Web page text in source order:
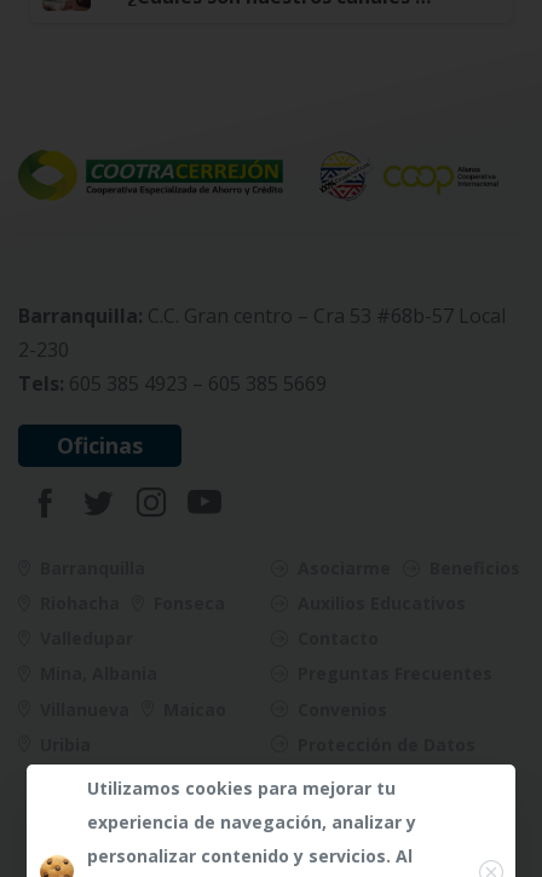
Barranquilla: C.C. Gran centro – Cra 53 #68b-57 Local
2-230
Tels: 605 385 4923 – 605 385 5669
Oficinas
Riesgos
Utilizamos cookies para mejorar tu
experiencia de navegación, analizar y
personalizar contenido y servicios. Al
Close